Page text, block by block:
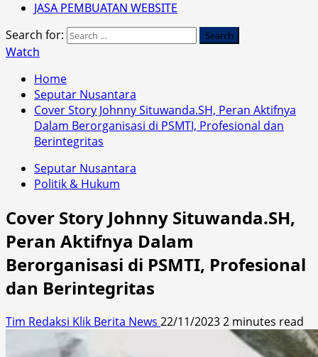
JASA PEMBUATAN WEBSITE
Search for:
Watch
Home
Seputar Nusantara
Cover Story Johnny Situwanda.SH, Peran Aktifnya
Dalam Berorganisasi di PSMTI, Profesional dan
Berintegritas
Seputar Nusantara
Politik & Hukum
Cover Story Johnny Situwanda.SH,
Peran Aktifnya Dalam
Berorganisasi di PSMTI, Profesional
dan Berintegritas
Tim Redaksi Klik Berita News 22/11/20232 minutes read